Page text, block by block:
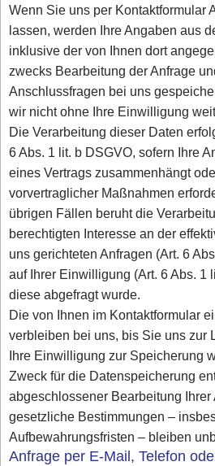
Wenn Sie uns per Kontaktformular
lassen, werden Ihre Angaben aus
inklusive der von Ihnen dort
zwecks Bearbeitung der Anfrage
Anschlussfragen bei uns
wir nicht ohne Ihre Einwilligung
Die Verarbeitung dieser Daten
6 Abs. 1 lit. b DSGVO, sofern Ihre
eines Vertrags zusammenhängt
vorvertraglicher Maßnahmen
übrigen Fällen beruht die
berechtigten Interesse an der
uns gerichteten Anfragen (Art. 6
auf Ihrer Einwilligung (Art. 6 Abs. 1
diese abgefragt wurde.
Die von Ihnen im Kontaktformular
verbleiben bei uns, bis Sie uns zur
Ihre Einwilligung zur Speicherung
Zweck für die Datenspeicherung
abgeschlossener Bearbeitung
gesetzliche Bestimmungen –
Aufbewahrungsfristen – bleiben
Anfrage per E-Mail, Telefon